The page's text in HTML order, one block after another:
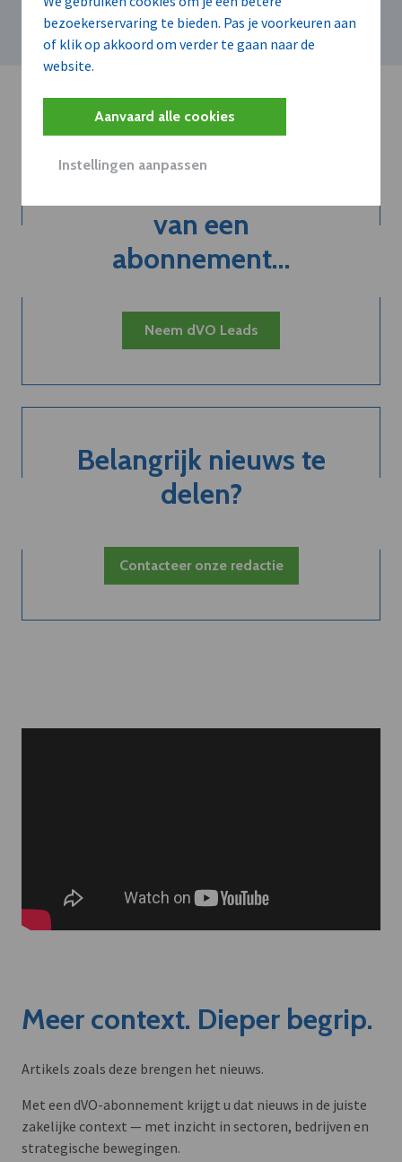
bezoekerservaring te bieden. Pas je voorkeuren aan
of klik op akkoord om verder te gaan naar de
website.
Aanvaard alle cookies
Instellingen aanpassen
Winter’24 Release
ondernemen
van een
abonnement...
Neem dVO Leads
Belangrijk nieuws te
delen?
Contacteer onze redactie
Meer context. Dieper begrip.
Artikels zoals deze brengen het nieuws.
Met een dVO-abonnement krijgt u dat nieuws in de juiste
zakelijke context — met inzicht in sectoren, bedrijven en
strategische bewegingen.